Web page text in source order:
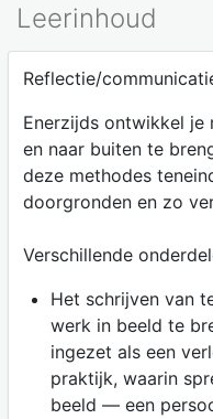
Leerinhoud
Reflectie/
Enerzijds ontwikkel
en naar buiten te
deze methodes
doorgronden en zo
Verschillende
Het schrijven van
werk in beeld te
ingezet als een
praktijk, waarin
beeld — een